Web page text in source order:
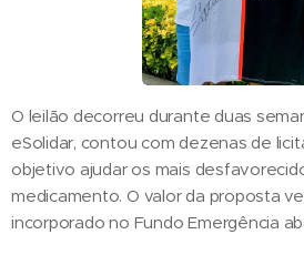
O leilão decorreu durante duas
eSolidar, contou com dezenas de
objetivo ajudar os mais
medicamento. O valor da proposta
incorporado no Fundo Emergência